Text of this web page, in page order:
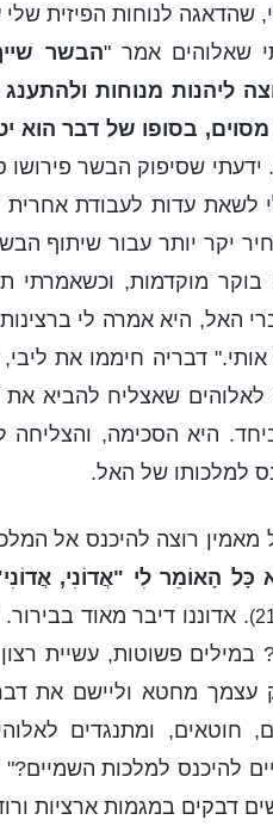
שהדאגה לנוחות הפיזית
שאלוהים אמר "הבשר
ליהנות מנוחות
בסופו של דבר הוא
. ידעתי שסיפוק הבשר פירושו
לשאת עדות לעבודת
יקר יותר עבור שיתוף
מוקדמות, וכשאמרתי
האל, היא אמרה לי
דבריה חיממו את ליבי,
שאצליח להביא את
היא הסכימה, והצליחה
למלכותו של האל.
רוצה להיכנס אל
כָּל הָאוֹמֵר לִי "אֲדוֹנִי,
. אדוננו דיבר מאוד
פשוטות, עשיית
עצמך מחטא וליישם את
ומתנגדים
להיכנס למלכות
דבקים במגמות ארציות